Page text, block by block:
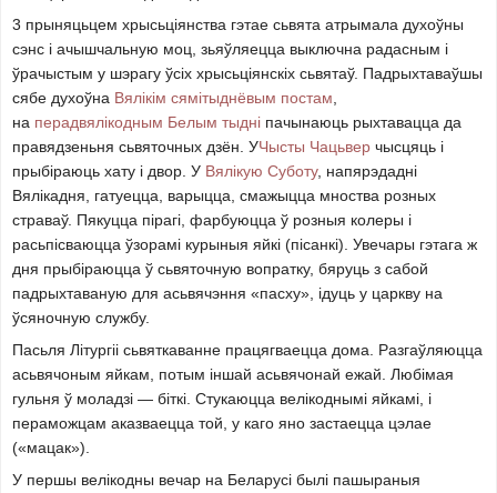
3 прыняцьцем хрысьціянства гэтае сьвята атрымала духоўны
сэнс і ачышчальную моц, зьяўляецца выключна радасным і
ўрачыстым у шэрагу ўсіх хрысьціянскіх сьвятаў. Падрыхтаваўшы
сябе духоўна Вялікім сямітыднёвым постам
на перадвялікодным Белым тыдні пачынаюць рыхтавацца да
правядзеньня сьвяточных дзён. УЧысты Чацьвер чысцяць і
прыбіраюць хату і двор. У Вялікую Суботу, напярэдадні
Вялікадня, гатуецца, варыцца, смажыцца мноства розных
страваў. Пякуцца пірагі, фарбуюцца ў розныя колеры і
расьпісваюцца ўзорамі курыныя яйкі (пісанкі). Увечары гэтага ж
дня прыбіраюцца ў сьвяточную вопратку, бяруць з сабой
падрыхтаваную для асьвячэння «пасху», ідуць у царкву на
ўсяночную службу.
Пасьля Літургіі сьвяткаванне працягваецца дома. Разгаўляюцца
асьвячоным яйкам, потым іншай асьвячонай ежай. Любімая
гульня ў моладзі — біткі. Стукаюцца велікоднымі яйкамі, і
пераможцам аказваецца той, у каго яно застаецца цэлае
(«мацак»).
У першы велікодны вечар на Беларусі былі пашыраныя